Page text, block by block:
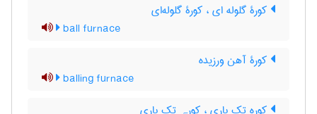
کورۀ گلوله ای ، کورۀ گلوله‌ای
ball furnace
کورۀ آهن ورزیده
balling furnace